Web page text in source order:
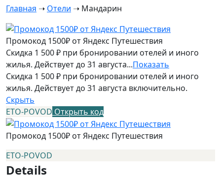
Главная ➝ Отели ➝ Мандарин
Промокод 1500₽ от Яндекс Путешествия
Скидка 1 500 ₽ при бронировании отелей и иного
жилья. Действует до 31 августа...Показать
Скидка 1 500 ₽ при бронировании отелей и иного
жилья. Действует до 31 августа включительно.
Скрыть
ETO-POVOD Открыть код
Промокод 1500₽ от Яндекс Путешествия
ETO-POVOD
Details